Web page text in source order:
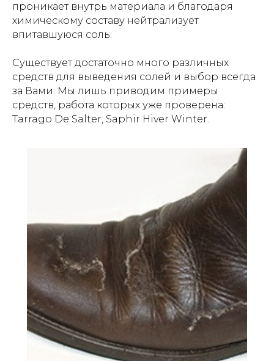
проникает внутрь материала и благодаря
химическому составу нейтрализует
впитавшуюся соль.
Существует достаточно много различных
средств для выведения солей и выбор всегда
за Вами. Мы лишь приводим примеры
средств, работа которых уже проверена:
Tarrago De Salter, Saphir Hiver Winter.